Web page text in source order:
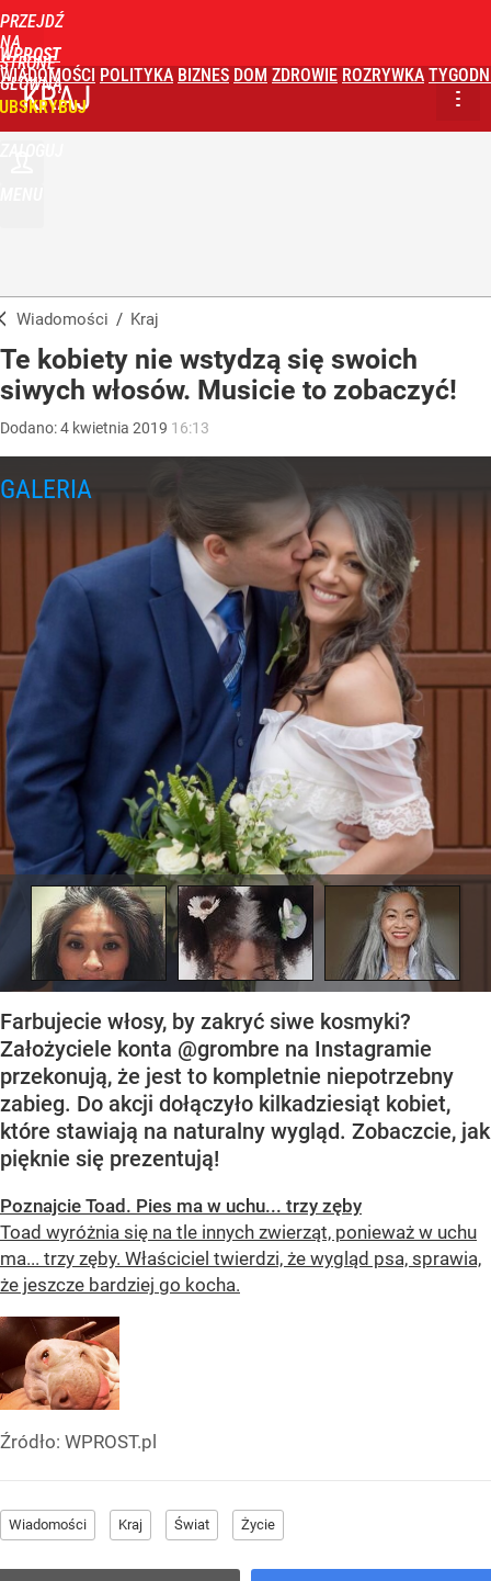
PRZEJDŹ
NA
STRONĘ
GŁÓWNĄ
WPROST
WIADOMOŚCI POLITYKA BIZNES DOM ZDROWIE ROZRYWKA
KRAJ
Wiadomości / Kraj
Te kobiety nie wstydzą się swoich
siwych włosów. Musicie to zobaczyć!
Dodano:4 kwietnia 2019 16:13
Farbujecie włosy, by zakryć siwe kosmyki?
Założyciele konta @grombre na Instagramie
przekonują, że jest to kompletnie niepotrzebny
zabieg. Do akcji dołączyło kilkadziesiąt kobiet,
które stawiają na naturalny wygląd. Zobaczcie, jak
pięknie się prezentują!
Poznajcie Toad. Pies ma w uchu... trzy zęby
Toad wyróżnia się na tle innych zwierząt, ponieważ w uchu
ma... trzy zęby. Właściciel twierdzi, że wygląd psa, sprawia,
że jeszcze bardziej go kocha.
Źródło: WPROST.pl
Wiadomości Kraj Świat Życie